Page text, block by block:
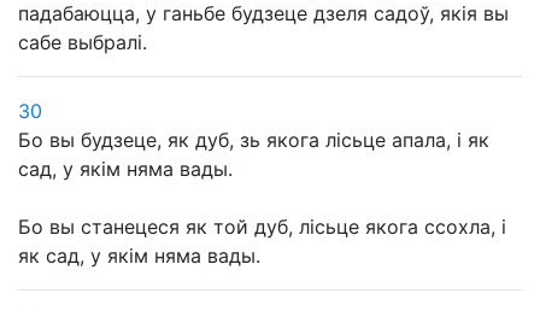
падабаюцца, у ганьбе будзеце дзеля садоў, якія вы
сабе выбралі.
30
Бо вы будзеце, як дуб, зь якога лісьце апала, і як
сад, у якім няма вады.
Бо вы станецеся як той дуб, лісьце якога ссохла, і
як сад, у якім няма вады.